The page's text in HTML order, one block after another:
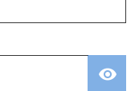
visibility